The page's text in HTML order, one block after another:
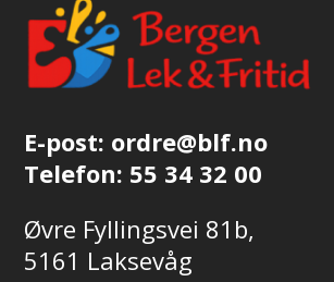
E-post: ordre@blf.no
Telefon: 55 34 32 00
Øvre Fyllingsvei 81b,
5161 Laksevåg